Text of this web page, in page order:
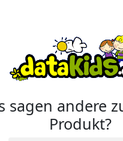
sagen andere
Produkt?